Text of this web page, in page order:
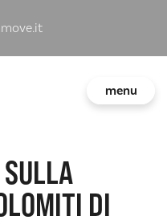
menu
DI